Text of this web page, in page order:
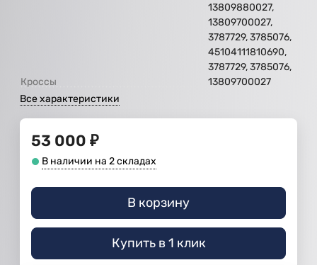
Кроссы
13809880027,
13809700027,
3787729, 3785076,
45104111810690,
3787729, 3785076,
13809700027
Все характеристики
53 000 ₽
В наличии на 2 складах
В корзину
Купить в 1 клик